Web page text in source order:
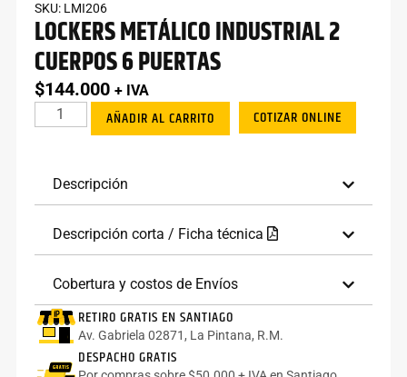
SKU: LMI206
LOCKERS METÁLICO INDUSTRIAL 2
CUERPOS 6 PUERTAS
$144.000 + IVA
AÑADIR AL CARRITO COTIZAR ONLINE
Descripción
Descripción corta / Ficha técnica
Cobertura y costos de Envíos
RETIRO GRATIS EN SANTIAGO
Av. Gabriela 02871, La Pintana, R.M.
DESPACHO GRATIS